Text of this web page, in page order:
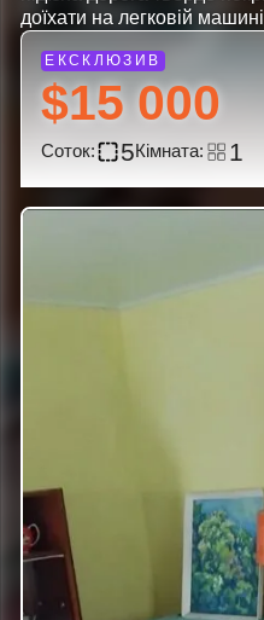
доїхати на легковій
$15 000
5 1